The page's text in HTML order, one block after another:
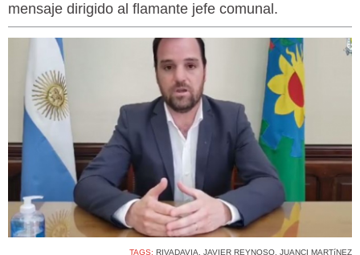
mensaje dirigido al flamante jefe comunal.
TAGS: RIVADAVIA, JAVIER REYNOSO, JUANCI MARTíNEZ